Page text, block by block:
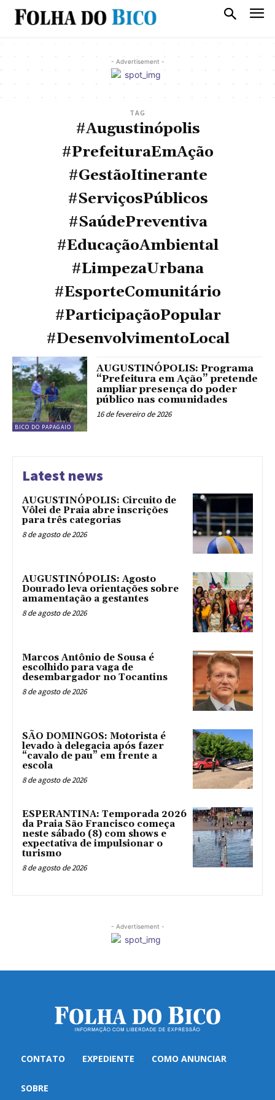
- Advertisement -
TAG
#Augustinópolis
#PrefeituraEmAção
#GestãoItinerante
#ServiçosPúblicos
#SaúdePreventiva
#EducaçãoAmbiental
#LimpezaUrbana
#EsporteComunitário
#ParticipaçãoPopular
#DesenvolvimentoLocal
BICO DO PAPAGAIO
AUGUSTINÓPOLIS: Programa
“Prefeitura em Ação” pretende
ampliar presença do poder
público nas comunidades
16 de fevereiro de 2026
Latest news
AUGUSTINÓPOLIS: Circuito de
Vôlei de Praia abre inscrições
para três categorias
8 de agosto de 2026
AUGUSTINÓPOLIS: Agosto
Dourado leva orientações sobre
amamentação a gestantes
8 de agosto de 2026
Marcos Antônio de Sousa é
escolhido para vaga de
desembargador no Tocantins
8 de agosto de 2026
SÃO DOMINGOS: Motorista é
levado à delegacia após fazer
“cavalo de pau” em frente a
escola
8 de agosto de 2026
ESPERANTINA: Temporada 2026
da Praia São Francisco começa
neste sábado (8) com shows e
expectativa de impulsionar o
turismo
8 de agosto de 2026
- Advertisement -
CONTATO EXPEDIENTE COMO ANUNCIAR
SOBRE